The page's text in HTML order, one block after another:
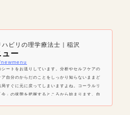
ビリの理学療法士｜稲沢
ー
ートをお送りしています。分析やセルフケアの
自分のからだのことをしっかり知らないままど
すぐに元に戻ってしまいますよね。コーラルリ
」の状態を把握するところから始まります。自